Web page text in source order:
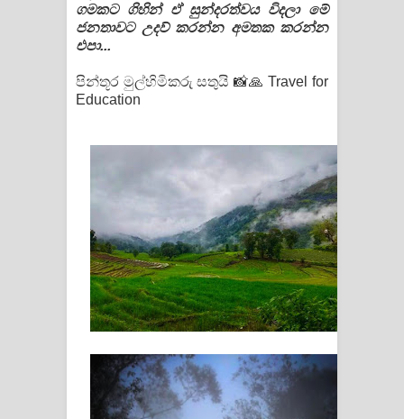
ගමකට ගිහින් ඒ සුන්දරත්වය විදලා මේ
ජනතාවට උදව් කරන්න අමතක කරන්න
එපා...
පින්තූර මුල්හිමිකරු සතුයි 📸🙏 Travel for
Education